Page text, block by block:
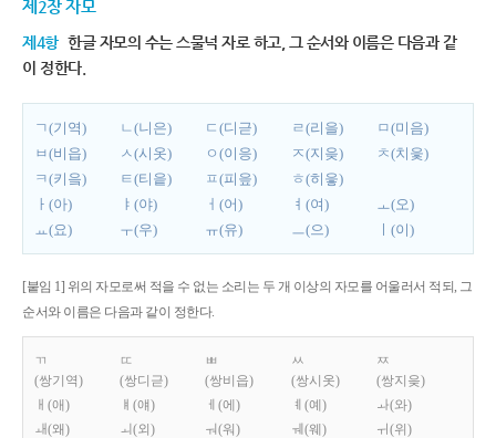
제2장 자모
제4항 한글 자모의 수는 스물넉 자로 하고, 그 순서와 이름은 다음과 같
이 정한다.
ㄱ(기역) ㄴ(니은) ㄷ(디귿) ㄹ(리을)
ㅁ(미음)
ㅂ(비읍)
ㅅ(시옷) ㅇ(이응) ㅈ(지읒)
ㅊ(치읓)
ㅋ(키읔)
ㅌ(티읕) ㅍ(피읖)
ㅎ(히읗)
ㅏ(아)
ㅑ(야) ㅓ(어) ㅕ(여)
ㅗ(오)
ㅛ(요)
ㅜ(우) ㅠ(유) ㅡ(으) ㅣ(이)
[붙임 1] 위의 자모로써 적을 수 없는 소리는 두 개 이상의 자모를 어울러서 적되, 그
순서와 이름은 다음과 같이 정한다.
ㄲ
(쌍기역)
ㄸ
(쌍디귿)
ㅃ
(쌍비읍)
ㅆ
(쌍시옷)
ㅉ
(쌍지읒)
ㅐ(애)
ㅒ(얘) ㅔ(에) ㅖ(예)
ㅘ(와)
ㅙ(왜)
ㅚ(외) ㅝ(워) ㅞ(웨)
ㅟ(위)